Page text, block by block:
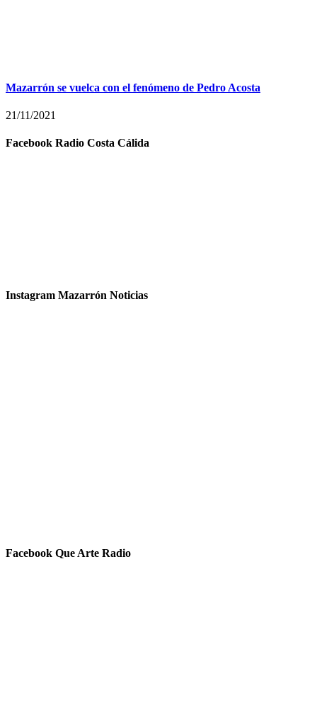
Mazarrón se vuelca con el fenómeno de Pedro Acosta
21/11/2021
Facebook Radio Costa Cálida
Instagram Mazarrón Noticias
Facebook Que Arte Radio